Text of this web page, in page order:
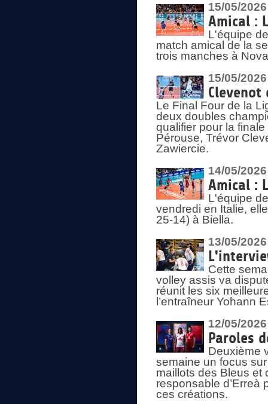
15/05/2026
Amical :
L'équipe
match amical de la
trois manches à
15/05/2026
Le Final Four de la
deux doubles
qualifier pour la
Pérouse, Trévor
Zawiercie.
14/05/2026
Amical :
L'équipe
vendredi en Italie,
25-14) à Biella.
13/05/2026
Cette
volley assis va
réunit les six
l’entraîneur Yohann
12/05/2026
Paroles
Deuxième
semaine un focus
maillots des Bleus et
responsable d’Erreà
ces créations.